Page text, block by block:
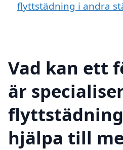
flyttstädning i andra
Vad kan ett
är
hjälpa till